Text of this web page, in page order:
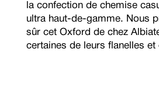
la confection de chemise
ultra haut-de-gamme. Nous
sûr cet Oxford de chez
certaines de leurs flanelles et